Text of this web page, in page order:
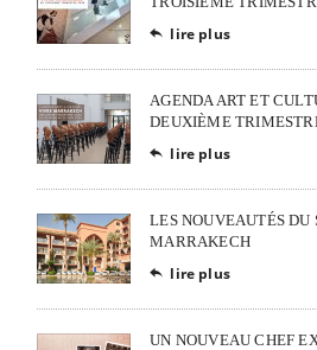
 lire plus
AGENDA ART ET
DEUXIÈME
 lire plus
LES NOUVEAUTÉS DU
MARRAKECH
 lire plus
UN NOUVEAU CHEF